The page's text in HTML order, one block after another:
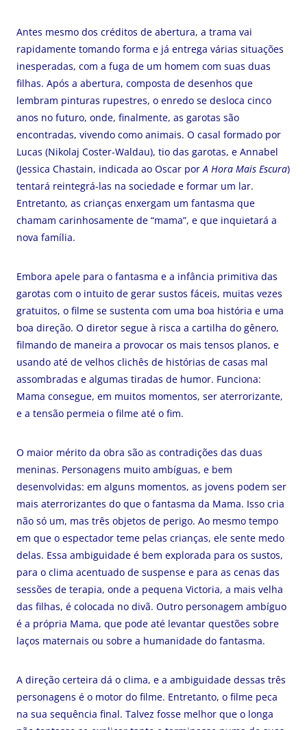
Antes mesmo dos créditos de abertura, a trama vai
rapidamente tomando forma e já entrega várias situações
inesperadas, com a fuga de um homem com suas duas
filhas. Após a abertura, composta de desenhos que
lembram pinturas rupestres, o enredo se desloca cinco
anos no futuro, onde, finalmente, as garotas são
encontradas, vivendo como animais. O casal formado por
Lucas (Nikolaj Coster-Waldau), tio das garotas, e Annabel
(Jessica Chastain, indicada ao Oscar porA Hora Mais Escura)
tentará reintegrá-las na sociedade e formar um lar.
Entretanto, as crianças enxergam um fantasma que
chamam carinhosamente de “mama”, e que inquietará a
nova família.
Embora apele para o fantasma e a infância primitiva das
garotas com o intuito de gerar sustos fáceis, muitas vezes
gratuitos, o filme se sustenta com uma boa história e uma
boa direção. O diretor segue à risca a cartilha do gênero,
filmando de maneira a provocar os mais tensos planos, e
usando até de velhos clichês de histórias de casas mal
assombradas e algumas tiradas de humor. Funciona:
Mama consegue, em muitos momentos, ser aterrorizante,
e a tensão permeia o filme até o fim.
O maior mérito da obra são as contradições das duas
meninas. Personagens muito ambíguas, e bem
desenvolvidas: em alguns momentos, as jovens podem ser
mais aterrorizantes do que o fantasma da Mama. Isso cria
não só um, mas três objetos de perigo. Ao mesmo tempo
em que o espectador teme pelas crianças, ele sente medo
delas. Essa ambiguidade é bem explorada para os sustos,
para o clima acentuado de suspense e para as cenas das
sessões de terapia, onde a pequena Victoria, a mais velha
das filhas, é colocada no divã. Outro personagem ambíguo
é a própria Mama, que pode até levantar questões sobre
laços maternais ou sobre a humanidade do fantasma.
A direção certeira dá o clima, e a ambiguidade dessas três
personagens é o motor do filme. Entretanto, o filme peca
na sua sequência final. Talvez fosse melhor que o longa